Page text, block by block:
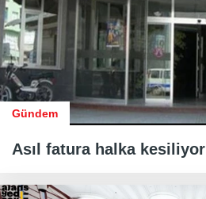
Gündem
Asıl fatura halka kesiliyor